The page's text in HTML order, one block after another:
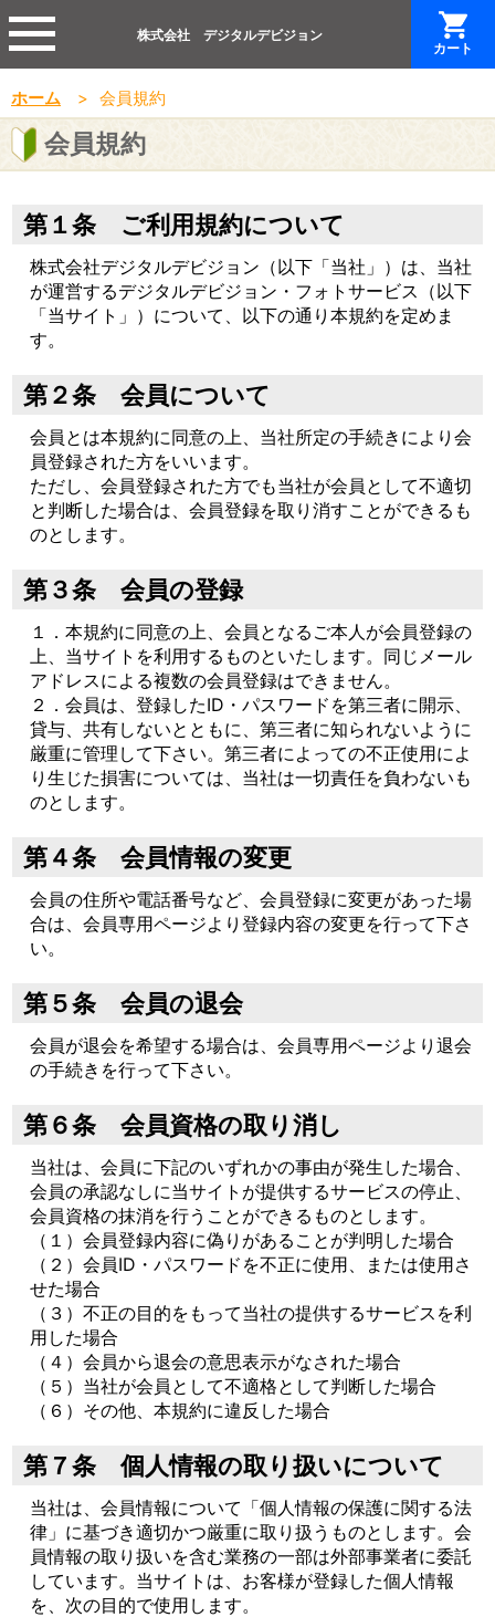
株式会社 デジタルデビジョン
カート
ホーム 会員規約
会員規約
第１条 ご利用規約について
株式会社デジタルデビジョン（以下「当社」）は、当社
が運営するデジタルデビジョン・フォトサービス（以下
「当サイト」）について、以下の通り本規約を定めま
す。
第２条 会員について
会員とは本規約に同意の上、当社所定の手続きにより会
員登録された方をいいます。
ただし、会員登録された方でも当社が会員として不適切
と判断した場合は、会員登録を取り消すことができるも
のとします。
第３条 会員の登録
１．本規約に同意の上、会員となるご本人が会員登録の
上、当サイトを利用するものといたします。同じメール
アドレスによる複数の会員登録はできません。
２．会員は、登録したID・パスワードを第三者に開示、
貸与、共有しないとともに、第三者に知られないように
厳重に管理して下さい。第三者によっての不正使用によ
り生じた損害については、当社は一切責任を負わないも
のとします。
第４条 会員情報の変更
会員の住所や電話番号など、会員登録に変更があった場
合は、会員専用ページより登録内容の変更を行って下さ
い。
第５条 会員の退会
会員が退会を希望する場合は、会員専用ページより退会
の手続きを行って下さい。
第６条 会員資格の取り消し
当社は、会員に下記のいずれかの事由が発生した場合、
会員の承認なしに当サイトが提供するサービスの停止、
会員資格の抹消を行うことができるものとします。
（１）会員登録内容に偽りがあることが判明した場合
（２）会員ID・パスワードを不正に使用、または使用さ
せた場合
（３）不正の目的をもって当社の提供するサービスを利
用した場合
（４）会員から退会の意思表示がなされた場合
（５）当社が会員として不適格として判断した場合
（６）その他、本規約に違反した場合
第７条 個人情報の取り扱いについて
当社は、会員情報について「個人情報の保護に関する法
律」に基づき適切かつ厳重に取り扱うものとします。会
員情報の取り扱いを含む業務の一部は外部事業者に委託
しています。当サイトは、お客様が登録した個人情報
を、次の目的で使用します。